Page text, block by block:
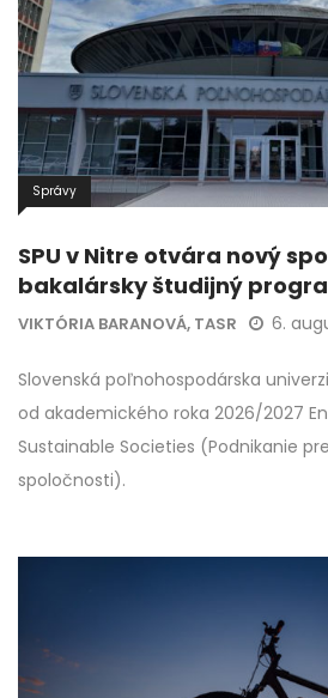
Správy
SPU v Nitre otvára nový
bakalársky študijný
VIKTÓRIA BARANOVÁ, TASR 6.
Slovenská poľnohospodárska
od akademického roka 2026/2027
Sustainable Societies (Podnikanie
spoločnosti).